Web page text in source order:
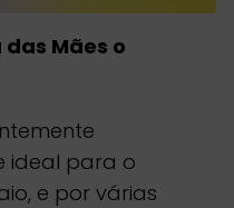
Mães o
ideal para o
e por várias